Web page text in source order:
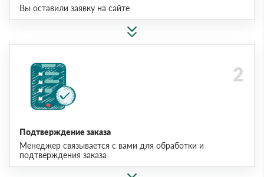
Вы оставили заявку на сайте
Подтверждение заказа
Менеджер связывается с вами для обработки и
подтверждения заказа